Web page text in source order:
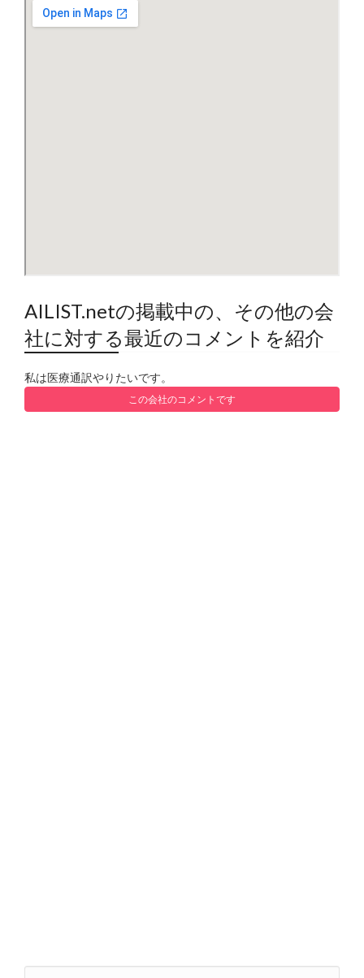
AILIST.netの掲載中の、その他の会
社に対する最近のコメントを紹介
私は医療通訳やりたいです。
この会社のコメントです